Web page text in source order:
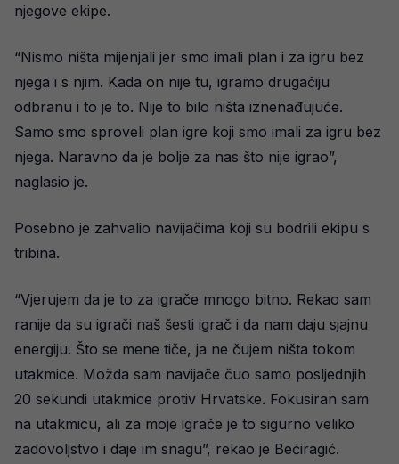
njegove ekipe.
“Nismo ništa mijenjali jer smo imali plan i za igru bez
njega i s njim. Kada on nije tu, igramo drugačiju
odbranu i to je to. Nije to bilo ništa iznenađujuće.
Samo smo sproveli plan igre koji smo imali za igru bez
njega. Naravno da je bolje za nas što nije igrao”,
naglasio je.
Posebno je zahvalio navijačima koji su bodrili ekipu s
tribina.
“Vjerujem da je to za igrače mnogo bitno. Rekao sam
ranije da su igrači naš šesti igrač i da nam daju sjajnu
energiju. Što se mene tiče, ja ne čujem ništa tokom
utakmice. Možda sam navijače čuo samo posljednjih
20 sekundi utakmice protiv Hrvatske. Fokusiran sam
na utakmicu, ali za moje igrače je to sigurno veliko
zadovoljstvo i daje im snagu”, rekao je Bećiragić.